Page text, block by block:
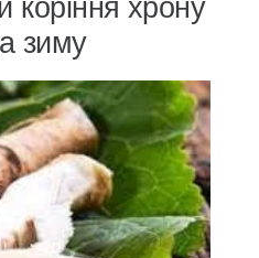
коріння хрону
зиму